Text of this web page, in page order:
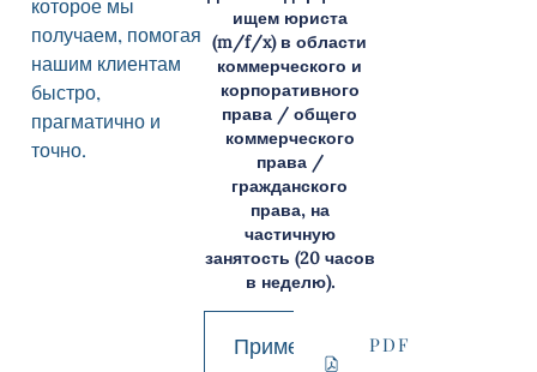
которое мы
получаем, помогая
нашим клиентам
быстро,
прагматично и
точно.
ищем юриста
(m/f/x) в области
коммерческого и
корпоративного
права / общего
коммерческого
права /
гражданского
права, на
частичную
занятость (20 часов
в неделю).
Применить
PDF